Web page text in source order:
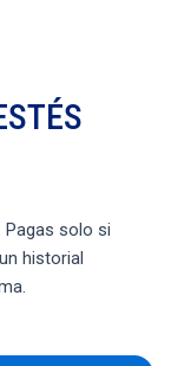
solo si
historial